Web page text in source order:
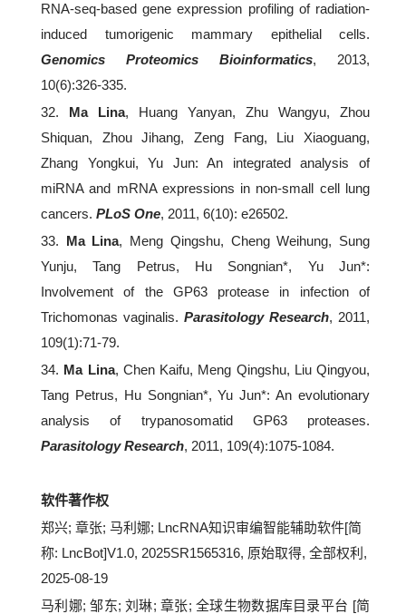
RNA-seq-based gene expression profiling of radiation-
induced tumorigenic mammary epithelial cells.
Genomics Proteomics Bioinformatics, 2013,
10(6):326-335.
32. Ma Lina, Huang Yanyan, Zhu Wangyu, Zhou
Shiquan, Zhou Jihang, Zeng Fang, Liu Xiaoguang,
Zhang Yongkui, Yu Jun: An integrated analysis of
miRNA and mRNA expressions in non-small cell lung
cancers. PLoS One, 2011, 6(10): e26502.
33. Ma Lina, Meng Qingshu, Cheng Weihung, Sung
Yunju, Tang Petrus, Hu Songnian*, Yu Jun*:
Involvement of the GP63 protease in infection of
Trichomonas vaginalis. Parasitology Research, 2011,
109(1):71-79.
34. Ma Lina, Chen Kaifu, Meng Qingshu, Liu Qingyou,
Tang Petrus, Hu Songnian*, Yu Jun*: An evolutionary
analysis of trypanosomatid GP63 proteases.
Parasitology Research, 2011, 109(4):1075-1084.
软件著作权
郑兴; 章张; 马利娜; LncRNA知识审编智能辅助软件[简
称: LncBot]V1.0, 2025SR1565316, 原始取得, 全部权利,
2025-08-19
马利娜; 邹东; 刘琳; 章张; 全球生物数据库目录平台 [简